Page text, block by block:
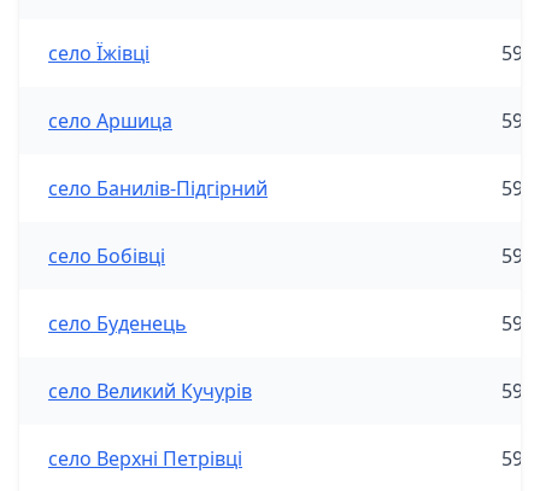
село Їжівці
село Аршица
село Банилів-Підгірний
село Бобівці
село Буденець
село Великий Кучурів
село Верхні Петрівці